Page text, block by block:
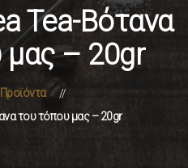
Tea-Βότανα
μας – 20gr
Προϊόντα
του τόπου μας – 20gr